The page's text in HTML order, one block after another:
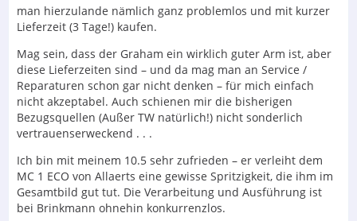
man hierzulande nämlich ganz problemlos und mit kurzer
Lieferzeit (3 Tage!) kaufen.
Mag sein, dass der Graham ein wirklich guter Arm ist, aber
diese Lieferzeiten sind – und da mag man an Service /
Reparaturen schon gar nicht denken – für mich einfach
nicht akzeptabel. Auch schienen mir die bisherigen
Bezugsquellen (Außer TW natürlich!) nicht sonderlich
vertrauenserweckend . . .
Ich bin mit meinem 10.5 sehr zufrieden – er verleiht dem
MC 1 ECO von Allaerts eine gewisse Spritzigkeit, die ihm im
Gesamtbild gut tut. Die Verarbeitung und Ausführung ist
bei Brinkmann ohnehin konkurrenzlos.